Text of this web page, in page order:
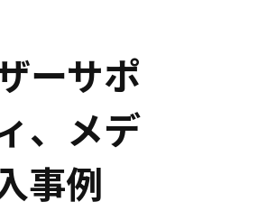
ーサポ
、メデ
事例